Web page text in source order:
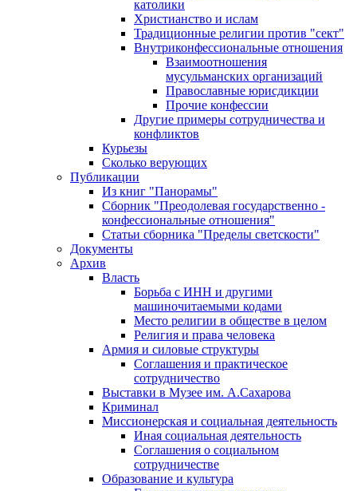
католики
Христианство и ислам
Традиционные религии против "сект"
Внутриконфессиональные отношения
Взаимоотношения
мусульманских организаций
Православные юрисдикции
Прочие конфессии
Другие примеры сотрудничества и
конфликтов
Курьезы
Сколько верующих
Публикации
Из книг "Панорамы"
Сборник "Преодолевая государственно -
конфессиональные отношения"
Статьи сборника "Пределы светскости"
Документы
Архив
Власть
Борьба с ИНН и другими
машиночитаемыми кодами
Место религии в обществе в целом
Религия и права человека
Армия и силовые структуры
Соглашения и практическое
сотрудничество
Выставки в Музее им. А.Сахарова
Криминал
Миссионерская и социальная деятельность
Иная социальная деятельность
Соглашения о социальном
сотрудничестве
Образование и культура